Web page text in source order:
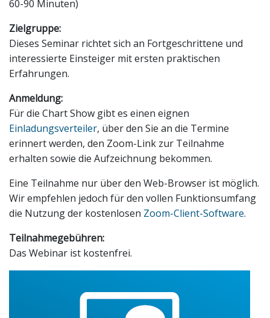
60-90 Minuten)
Zielgruppe:
Dieses Seminar richtet sich an Fortgeschrittene und
interessierte Einsteiger mit ersten praktischen
Erfahrungen.
Anmeldung:
Für die Chart Show gibt es einen eignen
Einladungsverteiler, über den Sie an die Termine
erinnert werden, den Zoom-Link zur Teilnahme
erhalten sowie die Aufzeichnung bekommen.
Eine Teilnahme nur über den Web-Browser ist möglich.
Wir empfehlen jedoch für den vollen Funktionsumfang
die Nutzung der kostenlosen Zoom-Client-Software.
Teilnahmegebühren:
Das Webinar ist kostenfrei.